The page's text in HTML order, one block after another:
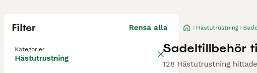
Filter Rensa alla
Kategorier
Hästutrustning
Hästutrustning
Sadeltillbehör
128 Hästutrustning hittade